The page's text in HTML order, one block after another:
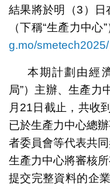
結果將於明（3）
（下稱“生產力中心
g.mo/smetech2025/
本期計劃由經
局”）主辦、生產力
月21日截止，共收
已於生產力中心總
者委員會等代表共
生產力中心將審核
提交完整資料的企